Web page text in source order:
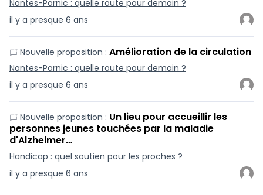
il y a presque 6 ans
Nantes-Pornic : quelle route pour demain ?
il y a presque 6 ans
Nouvelle proposition : Amélioration de la circulation
Nantes-Pornic : quelle route pour demain ?
il y a presque 6 ans
Nouvelle proposition : Un lieu pour accueillir les
personnes jeunes touchées par la maladie
d'Alzheimer…
Handicap : quel soutien pour les proches ?